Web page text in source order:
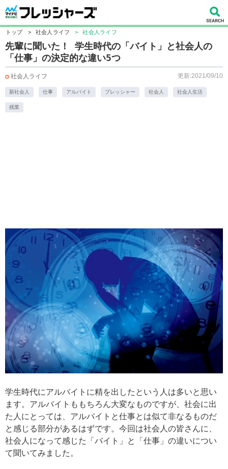
トップ > 社会人ライフ > 社会人ライフ
先輩に聞いた！ 学生時代の「バイト」と社会人の
「仕事」の決定的な違い5つ
社会人ライフ 更新:2021/09/10
新社会人 仕事 アルバイト プレッシャー 社会人 社会人生活
残業
学生時代にアルバイトに精を出したという人は多いと思い
ます。アルバイトももちろん大変なものですが、社会に出
た人にとっては、アルバイトと仕事とは似て非なるものだ
と感じる部分があるはずです。今回は社会人の皆さんに、
社会人になって感じた「バイト」と「仕事」の違いについ
て聞いてみました。